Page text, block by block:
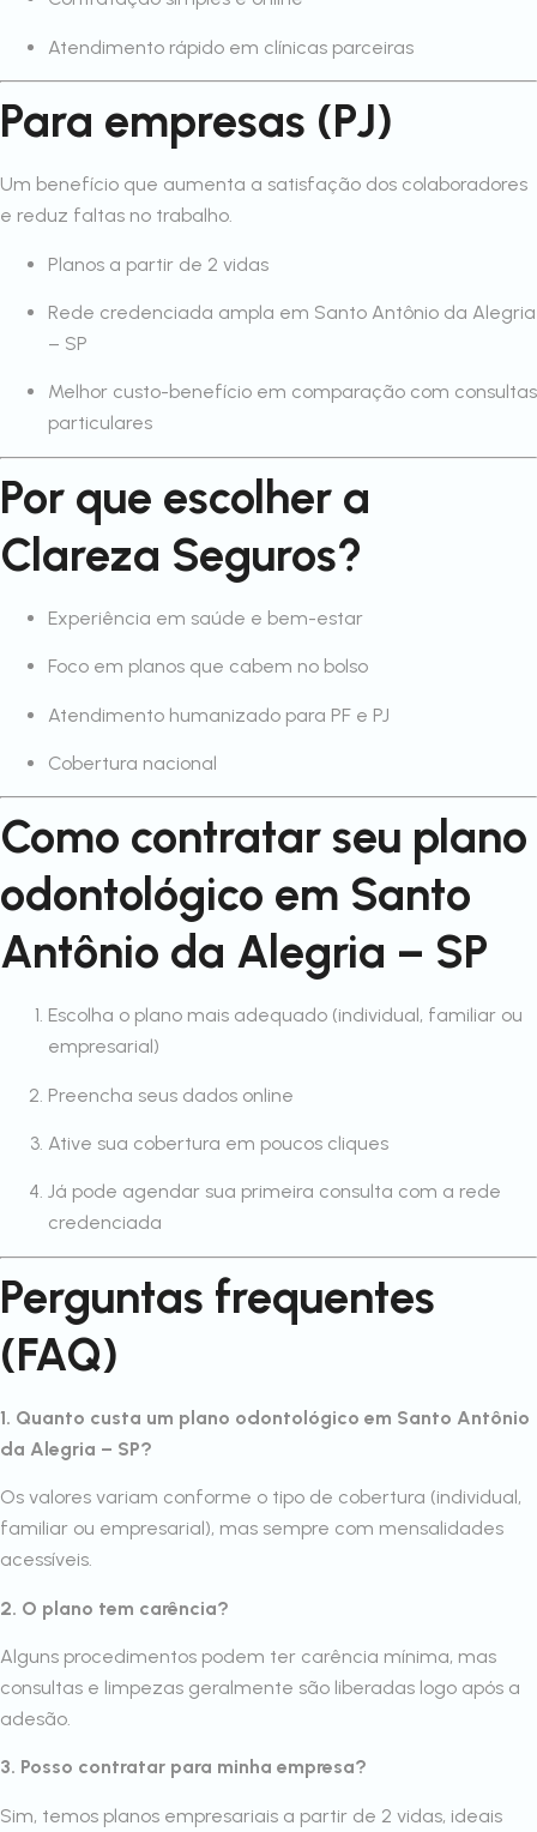
Atendimento rápido em clínicas parceiras
Para empresas (PJ)
Um benefício que aumenta a satisfação dos colaboradores
e reduz faltas no trabalho.
Planos a partir de 2 vidas
Rede credenciada ampla em Santo Antônio da Alegria
– SP
Melhor custo-benefício em comparação com consultas
particulares
Por que escolher a
Clareza Seguros?
Experiência em saúde e bem-estar
Foco em planos que cabem no bolso
Atendimento humanizado para PF e PJ
Cobertura nacional
Como contratar seu plano
odontológico em Santo
Antônio da Alegria – SP
Escolha o plano mais adequado (individual, familiar ou
empresarial)
Preencha seus dados online
Ative sua cobertura em poucos cliques
Já pode agendar sua primeira consulta com a rede
credenciada
Perguntas frequentes
(FAQ)
1. Quanto custa um plano odontológico em Santo Antônio
da Alegria – SP?
Os valores variam conforme o tipo de cobertura (individual,
familiar ou empresarial), mas sempre com mensalidades
acessíveis.
2. O plano tem carência?
Alguns procedimentos podem ter carência mínima, mas
consultas e limpezas geralmente são liberadas logo após a
adesão.
3. Posso contratar para minha empresa?
Sim, temos planos empresariais a partir de 2 vidas, ideais